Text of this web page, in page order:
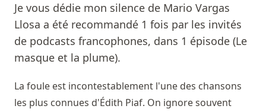
Je vous dédie mon silence de Mario Vargas
Llosa a été recommandé 1 fois par les invités
de podcasts francophones, dans 1 épisode (Le
masque et la plume).
La foule est incontestablement l'une des chansons
les plus connues d'Édith Piaf. On ignore souvent